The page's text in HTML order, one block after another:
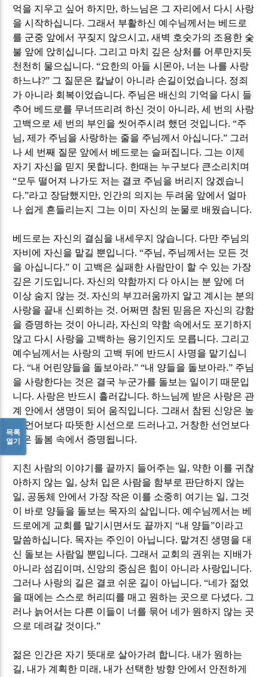
억을 지우고 싶어 하지만,하느님은 그 자리에서 다시 사랑
을 시작하십니다. 그래서 부활하신 예수님께서는 베드로
를 군중 앞에서 꾸짖지 않으시고,새벽 호숫가의 조용한 숯
불 앞에 앉히십니다. 그리고 마치 깊은 상처를 어루만지듯
천천히 물으십니다. “요한의 아들 시몬아, 너는 나를 사랑
하느냐?” 그 질문은 칼날이 아니라 손길이었습니다. 정죄
가 아니라 회복이었습니다. 주님은 배신의 기억을 다시 들
추어 베드로를 무너뜨리려 하신 것이 아니라,세 번의 사랑
고백으로 세 번의 부인을 씻어주시려 했던 것입니다. “주
님,제가 주님을 사랑하는 줄을 주님께서 아십니다.” 그러
나 세 번째 질문 앞에서 베드로는 슬퍼집니다. 그는 이제
자기 자신을 믿지 못합니다. 한때는 누구보다 큰소리치며
“모두 떨어져 나가도 저는 결코 주님을 버리지 않겠습니
다.”라고 장담했지만, 인간의 의지는 두려움 앞에서 얼마
나 쉽게 흔들리는지 그는 이미 자신의 눈물로 배웠습니다.
베드로는 자신의 결심을 내세우지 않습니다. 다만 주님의
자비에 자신을 맡길 뿐입니다. “주님, 주님께서는 모든 것
을 아십니다.” 이 고백은 실패한 사람만이 할 수 있는 가장
깊은 기도입니다. 자신의 약함까지 다 아시는 분 앞에 더
이상 숨지 않는 것. 자신의 부끄러움까지 알고 계시는 분의
사랑을 끝내 신뢰하는 것. 어쩌면 참된 믿음은 자신의 강함
을 증명하는 것이 아니라, 자신의 약함 속에서도 포기하지
않고 다시 사랑을 고백하는 용기인지도 모릅니다. 그리고
예수님께서는 사랑의 고백 뒤에 반드시 사명을 맡기십니
다. “내 어린양들을 돌보아라.” “내 양들을 돌보아라.” 주님
을 사랑한다는 것은 결국 누군가를 돌보는 일이기 때문입
니다.사랑은 반드시 흘러갑니다.하느님께 받은 사랑은 관
계 안에서 생명이 되어 움직입니다. 그래서 참된 신앙은 높
은 언어보다 따뜻한 시선으로 드러나고, 거창한 선언보다
작은 돌봄 속에서 증명됩니다.
지친 사람의 이야기를 끝까지 들어주는 일, 약한 이를 귀찮
아하지 않는 일,상처 입은 사람을 함부로 판단하지 않는
일, 공동체 안에서 가장 작은 이를 소중히 여기는 일, 그것
이 바로 양들을 돌보는 목자의 삶입니다. 예수님께서는 베
드로에게 교회를 맡기시면서도 끝까지“내 양들”이라고
말씀하십니다. 목자는 주인이 아닙니다. 맡겨진 생명을 대
신 돌보는 사람일 뿐입니다. 그래서 교회의 권위는 지배가
아니라 섬김이며 , 신앙의 중심은 힘이 아니라 사랑입니다.
그러나 사랑의 길은 결코 쉬운 길이 아닙니다. “네가 젊었
을 때에는 스스로 허리띠를 매고 원하는 곳으로 다녔다. 그
러나 늙어서는 다른 이들이 너를 묶어 네가 원하지 않는 곳
으로 데려갈 것이다.”
젊은 인간은 자기 뜻대로 살아가려 합니다. 내가 원하는
길, 내가 계획한 미래 , 내가 선택한 방향 안에서 안전하게
목록
열기